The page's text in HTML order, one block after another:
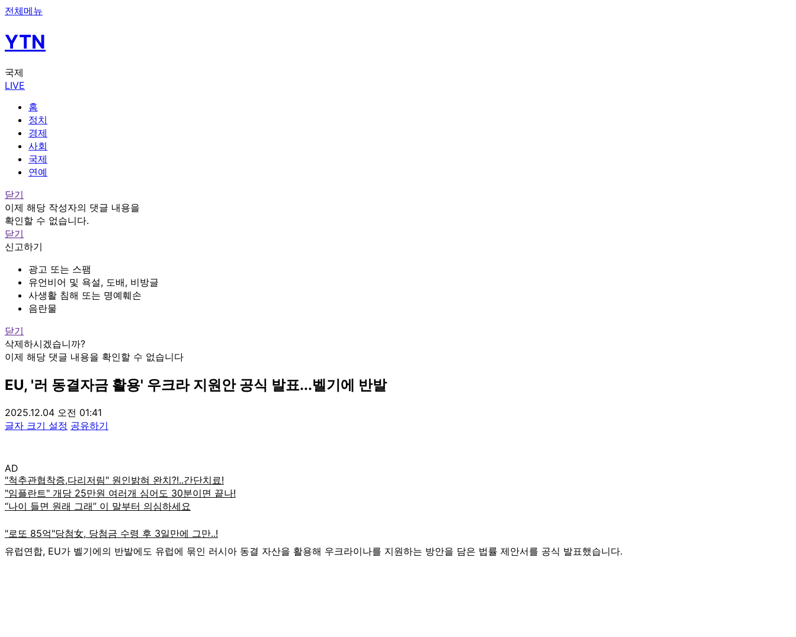
전체메뉴
YTN
국제
LIVE
홈
정치
경제
사회
국제
연예
닫기
이제 해당 작성자의 댓글 내용을
확인할 수 없습니다.
닫기
신고하기
광고 또는 스팸
유언비어 및 욕설, 도배, 비방글
사생활 침해 또는 명예훼손
음란물
닫기
삭제하시겠습니까?
이제 해당 댓글 내용을 확인할 수 없습니다
EU, '러 동결자금 활용' 우크라 지원안 공식 발표...벨기에 반발
2025.12.04 오전 01:41
글자 크기 설정 공유하기
AD
유럽연합, EU가 벨기에의 반발에도 유럽에 묶인 러시아 동결 자산을 활용해 우크라이나를 지원하는 방안을 담은 법률 제안서를 공식 발표했습니다.